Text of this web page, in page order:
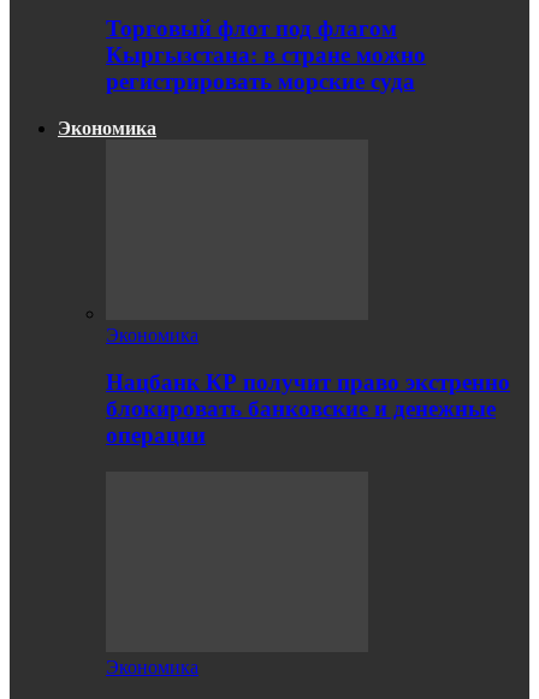
Торговый флот под флагом
Кыргызстана: в стране можно
регистрировать морские суда
Экономика
Экономика
Нацбанк КР получит право экстренно
блокировать банковские и денежные
операции
Экономика